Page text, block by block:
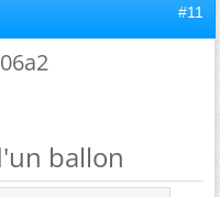
#11
ballon